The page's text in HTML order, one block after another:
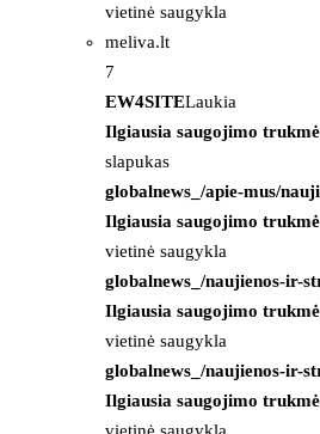
vietinė saugykla
meliva.lt
7
EW4SITELaukia
Ilgiausia saugojimo trukmė
slapukas
globalnews_/apie-mus/
Ilgiausia saugojimo trukmė
vietinė saugykla
globalnews_/naujienos-ir-
Ilgiausia saugojimo trukmė
vietinė saugykla
globalnews_/naujienos-ir-
Ilgiausia saugojimo trukmė
vietinė saugykla